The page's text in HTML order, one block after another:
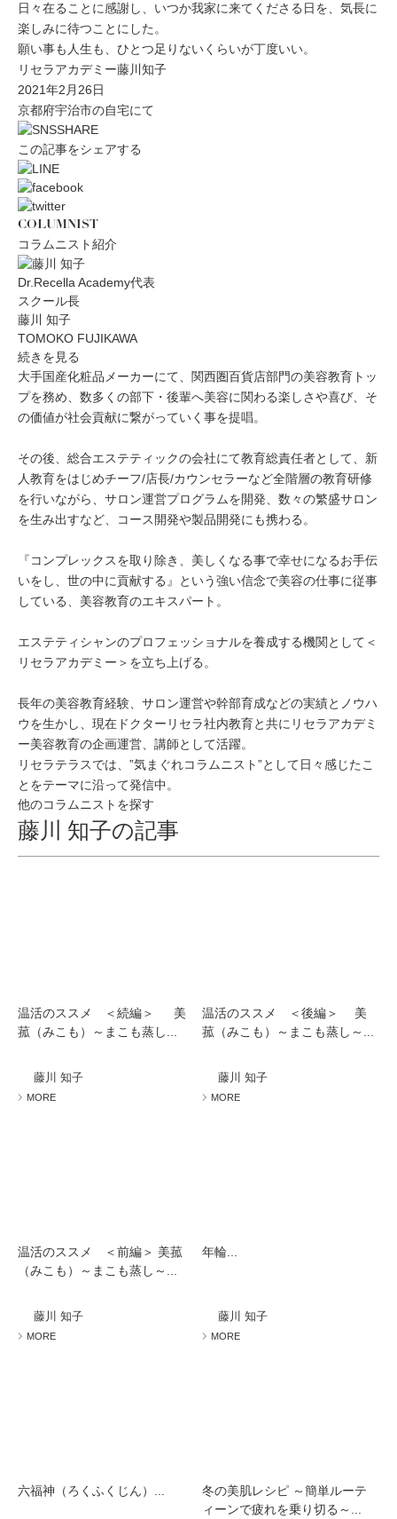
日々在ることに感謝し、いつか我家に来てくださる日を、気長に
楽しみに待つことにした。
願い事も人生も、ひとつ足りないくらいが丁度いい。
リセラアカデミー藤川知子
2021年2月26日
京都府宇治市の自宅にて
この記事をシェアする
COLUMNIST
コラムニスト紹介
Dr.Recella Academy代表
スクール長
藤川 知子
TOMOKO FUJIKAWA
続きを見る
大手国産化粧品メーカーにて、関西圏百貨店部門の美容教育トッ
プを務め、数多くの部下・後輩へ美容に関わる楽しさや喜び、そ
の価値が社会貢献に繋がっていく事を提唱。
その後、総合エステティックの会社にて教育総責任者として、新
人教育をはじめチーフ/店長/カウンセラーなど全階層の教育研修
を行いながら、サロン運営プログラムを開発、数々の繁盛サロン
を生み出すなど、コース開発や製品開発にも携わる。
『コンプレックスを取り除き、美しくなる事で幸せになるお手伝
いをし、世の中に貢献する』という強い信念で美容の仕事に従事
している、美容教育のエキスパート。
エステティシャンのプロフェッショナルを養成する機関として＜
リセラアカデミー＞を立ち上げる。
長年の美容教育経験、サロン運営や幹部育成などの実績とノウハ
ウを生かし、現在ドクターリセラ社内教育と共にリセラアカデミ
ー美容教育の企画運営、講師として活躍。
リセラテラスでは、”気まぐれコラムニスト”として日々感じたこ
とをテーマに沿って発信中。
他のコラムニストを探す
藤川 知子の記事
温活のススメ ＜続編＞ 美
菰（みこも）～まこも蒸し...
藤川 知子
MORE
温活のススメ ＜後編＞ 美
菰（みこも）～まこも蒸し～...
藤川 知子
MORE
温活のススメ ＜前編＞ 美菰
（みこも）～まこも蒸し～...
藤川 知子
MORE
年輪...
藤川 知子
MORE
六福神（ろくふくじん）...
冬の美肌レシピ ～簡単ルーテ
ィーンで疲れを乗り切る～...